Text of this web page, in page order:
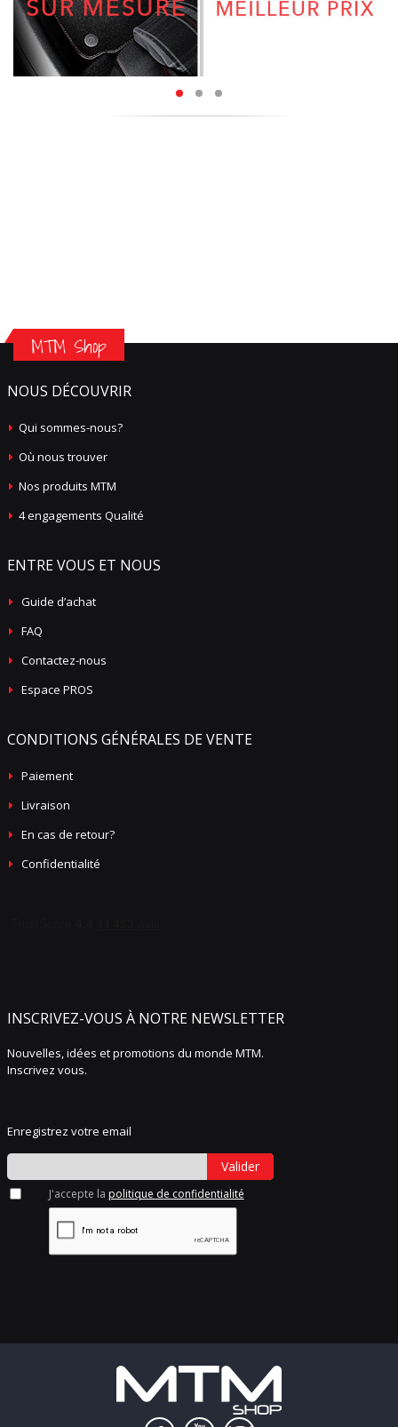
MTM Shop
NOUS DÉCOUVRIR
Qui sommes-nous?
Où nous trouver
Nos produits MTM
4 engagements Qualité
ENTRE VOUS ET NOUS
Guide d’achat
FAQ
Contactez-nous
Espace PROS
CONDITIONS GÉNÉRALES DE VENTE
Paiement
Livraison
En cas de retour?
Confidentialité
INSCRIVEZ-VOUS À NOTRE NEWSLETTER
Nouvelles, idées et promotions du monde MTM.
Inscrivez vous.
Enregistrez votre email
Valider
J'accepte la politique de confidentialité